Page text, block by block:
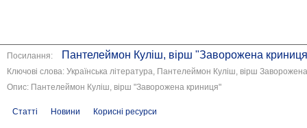
Посилання: Пантелеймон Куліш, вірш "Заворожена
Ключові слова: Українська література, Пантелеймон Куліш, вірш
Опис: Пантелеймон Куліш, вірш "Заворожена криниця"
Статті Новини Корисні ресурси